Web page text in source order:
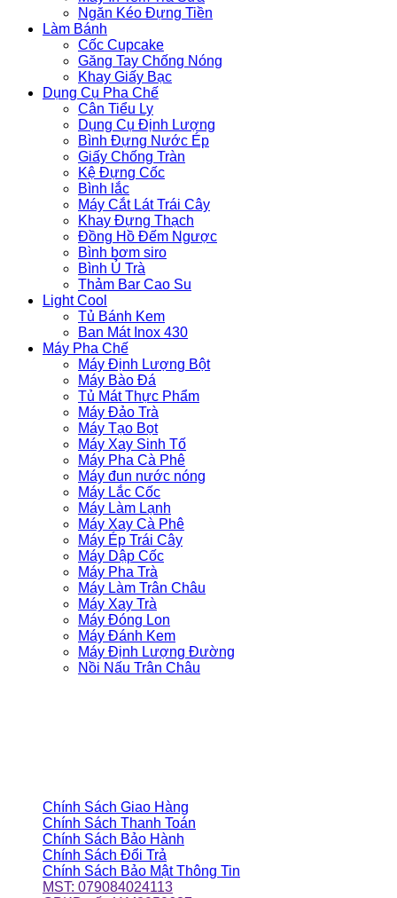
Ngăn Kéo Đựng Tiền
Làm Bánh
Cốc Cupcake
Găng Tay Chống Nóng
Khay Giấy Bạc
Dụng Cụ Pha Chế
Cân Tiểu Ly
Dụng Cụ Định Lượng
Bình Đựng Nước Ép
Giấy Chống Tràn
Kệ Đựng Cốc
Bình lắc
Máy Cắt Lát Trái Cây
Khay Đựng Thạch
Đồng Hồ Đếm Ngược
Bình bơm siro
Bình Ủ Trà
Thảm Bar Cao Su
Light Cool
Tủ Bánh Kem
Ban Mát Inox 430
Máy Pha Chế
Máy Định Lượng Bột
Máy Bào Đá
Tủ Mát Thực Phẩm
Máy Đảo Trà
Máy Tạo Bọt
Máy Xay Sinh Tố
Máy Pha Cà Phê
Máy đun nước nóng
Máy Lắc Cốc
Máy Làm Lạnh
Máy Xay Cà Phê
Máy Ép Trái Cây
Máy Dập Cốc
Máy Pha Trà
Máy Làm Trân Châu
Máy Xay Trà
Máy Đóng Lon
Máy Đánh Kem
Máy Định Lượng Đường
Nồi Nấu Trân Châu
Chính Sách Giao Hàng
Chính Sách Thanh Toán
Chính Sách Bảo Hành
Chính Sách Đổi Trả
Chính Sách Bảo Mật Thông Tin
MST: 079084024113